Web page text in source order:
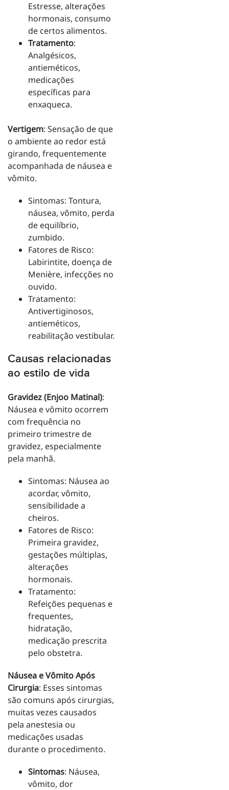
Estresse, alterações
hormonais, consumo
de certos alimentos.
Tratamento:
Analgésicos,
antieméticos,
medicações
específicas para
enxaqueca.
Vertigem: Sensação de que
o ambiente ao redor está
girando, frequentemente
acompanhada de náusea e
vômito.
Sintomas: Tontura,
náusea, vômito, perda
de equilíbrio,
zumbido.
Fatores de Risco:
Labirintite, doença de
Menière, infecções no
ouvido.
Tratamento:
Antivertiginosos,
antieméticos,
reabilitação vestibular.
Causas relacionadas
ao estilo de vida
Gravidez (Enjoo Matinal):
Náusea e vômito ocorrem
com frequência no
primeiro trimestre de
gravidez, especialmente
pela manhã.
Sintomas: Náusea ao
acordar, vômito,
sensibilidade a
cheiros.
Fatores de Risco:
Primeira gravidez,
gestações múltiplas,
alterações
hormonais.
Tratamento:
Refeições pequenas e
frequentes,
hidratação,
medicação prescrita
pelo obstetra.
Náusea e Vômito Após
Cirurgia: Esses sintomas
são comuns após cirurgias,
muitas vezes causados
pela anestesia ou
medicações usadas
durante o procedimento.
Sintomas: Náusea,
vômito, dor